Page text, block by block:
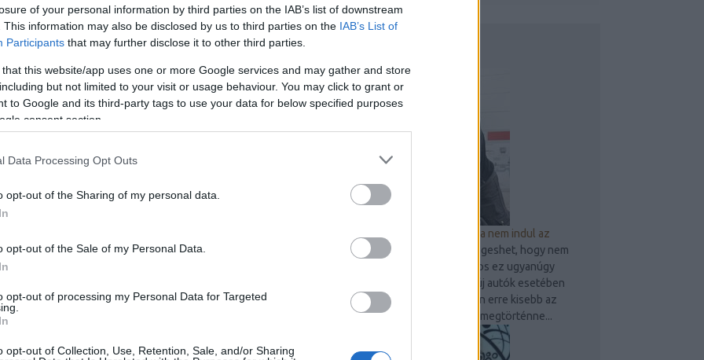
of your personal information by third parties on the IAB’s list of downstream
This information may also be disclosed by us to third parties on the IAB’s List of
Participants that may further disclose it to other third parties.
that this website/app uses one or more Google services and may gather and store
but not limited to your visit or usage behaviour. You may click to grant or
to Google and its third-party tags to use your data for below specified purposes
consent section.
Data Processing Opt Outs
opt-out of the Sharing of my personal data.
opt-out of the Sale of my Personal Data.
opt-out of processing my Personal Data for Targeted
opt-out of Collection, Use, Retention, Sale, and/or Sharing
A LEGÚJABB BEJEGYZÉSEK
A posztmodern bűvészdoboz
metafora a kortárs kultúra és művészet egyik
rejt, addig a...
9 dolog, amit ellenőrizz, ha nem indul az
autó
Bárkivel, bármikor megeshet, hogy nem
indul be gépjárműve. Sajnos ez ugyanúgy
előfordulhat használt és új autók esetében
is, persze az újak esetében erre kisebb az
esély. Amennyiben mégis megtörténne...